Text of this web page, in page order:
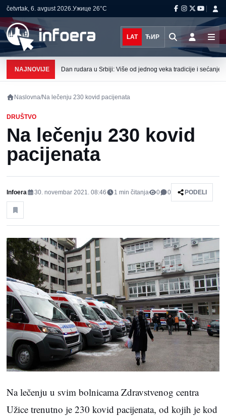
četvrtak, 6. avgust 2026.Ужице 26°C
LAT ЋИР
NAJNOVIJE Dan rudara u Srbiji: Više od jednog veka tradicije i sećanje
Naslovna/Na lečenju 230 kovid pacijenata
DRUŠTVO
Na lečenju 230 kovid
pacijenata
Infoera 30. novembar 2021. 08:46 1 min čitanja 0 0 PODELI
Na lečenju u svim bolnicama Zdravstvenog centra
Užice trenutno je 230 kovid pacijenata, od kojih je kod